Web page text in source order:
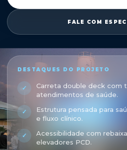
FALE COM
DESTAQUES DO PROJETO
✓
Carreta double deck com
atendimentos de saúde.
✓
Estrutura pensada para
e fluxo clínico.
✓
Acessibilidade com
elevadores PCD.